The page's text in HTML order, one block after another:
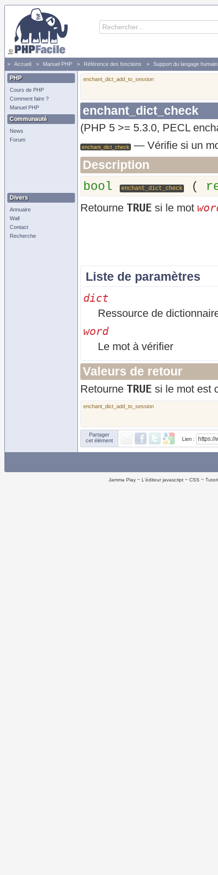
Accueil Manuel PHP Référence des fonctions
Support du langage
enchant_dict_check - Vérifie si un mot est correctement orthographié
PHP
Cours de PHP
Comment faire ?
Manuel PHP
Communauté
News
Forum
Divers
Annuaire
Wall
Contact
Recherche
enchant_dict_add_to_session
enchant_dict_check
(PHP 5 >= 5.3.0, PECL
enchant_dict_check — Vérifie si un
Description
bool
enchant_dict_check (
Retourne TRUE si le mot
Liste de paramètres
dict
Ressource de
word
Le mot à vérifier
Valeurs de retour
Retourne TRUE si le mot est
enchant_dict_add_to_session
Partager
cet élément
Lien :
Jamma Play L'éditeur javascript CSS